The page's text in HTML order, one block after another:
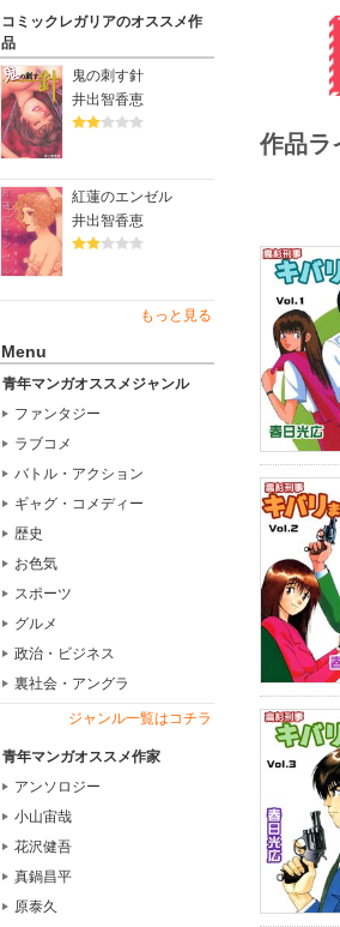
コミックレガリアのオススメ作
品
鬼の刺す針
井出智香恵
紅蓮のエンゼル
井出智香恵
もっと見る
Menu
青年マンガオススメジャンル
ファンタジー
ラブコメ
バトル・アクション
ギャグ・コメディー
歴史
お色気
スポーツ
グルメ
政治・ビジネス
裏社会・アングラ
ジャンル一覧はコチラ
青年マンガオススメ作家
アンソロジー
小山宙哉
花沢健吾
真鍋昌平
原泰久
作品